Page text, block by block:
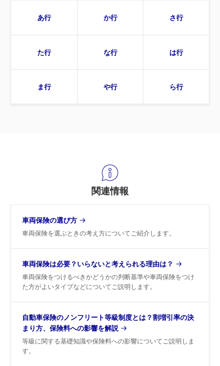
あ行 か行 さ行
た行 な行 は行
ま行 や行 ら行
関連情報
車両保険の選び方
車両保険を選ぶときの考え方についてご紹介します。
車両保険は必要？いらないと考えられる理由は？
車両保険をつけるべきかどうかの判断基準や車両保険をつけ
た方がよいタイプなどについてご説明します。
自動車保険のノンフリート等級制度とは？割増引率の決
まり方、保険料への影響を解説
等級に関する基礎知識や保険料への影響についてご説明しま
す。